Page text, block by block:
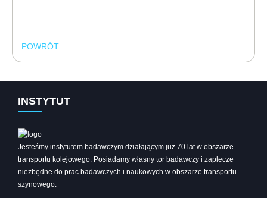
POWRÓT
INSTYTUT
Jesteśmy instytutem badawczym działającym już 70 lat w obszarze
transportu kolejowego. Posiadamy własny tor badawczy i zaplecze
niezbędne do prac badawczych i naukowych w obszarze transportu
szynowego.